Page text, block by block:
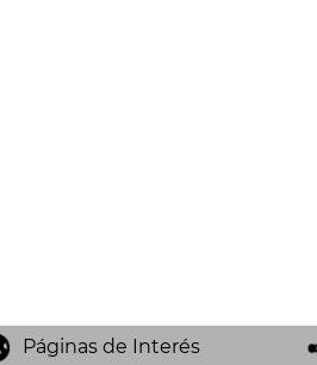
Páginas de Interés